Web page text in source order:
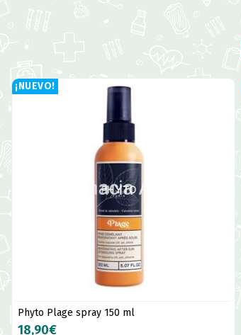
¡NUEVO!
Phyto Plage spray 150 ml
18,90€